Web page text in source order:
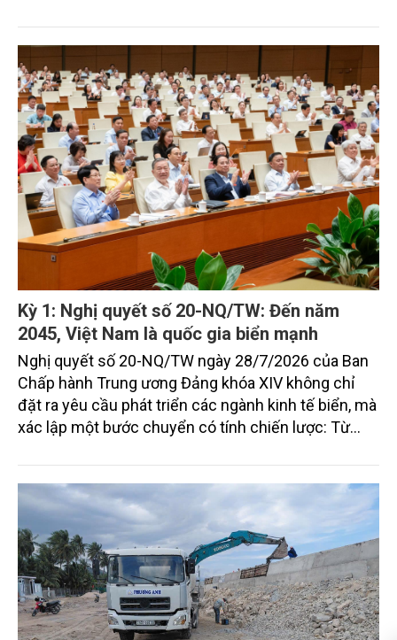
đặt mục tiêu đưa kinh tế biển phát triển nhanh, bền
trưởng của tỉnh đến năm 2030, tầm nhìn đến năm
2045.
Kỳ 1: Nghị quyết số 20-NQ/TW: Đến năm
2045, Việt Nam là quốc gia biển mạnh
Nghị quyết số 20-NQ/TW ngày 28/7/2026 của Ban
Chấp hành Trung ương Đảng khóa XIV không chỉ
đặt ra yêu cầu phát triển các ngành kinh tế biển, mà
xác lập một bước chuyển có tính chiến lược: Từ
"phát triển kinh tế ven biển" sang "xây dựng quốc
gia biển mạnh". Trong bước chuyển ấy, ngành Nông
nghiệp và Môi trường giữ vai trò đặc biệt quan trọng,
từ hoàn thiện thể chế, quy hoạch không gian biển,
quản lý tài nguyên đến bảo vệ môi trường, phục hồi
hệ sinh thái và kiến tạo sinh kế bền vững cho người
dân ven biển, hải đảo.